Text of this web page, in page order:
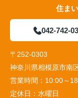
住ま
042-742-
〒252-0303
神奈川県相模原市南
営業時間： 10:00～
定休日： 水曜日